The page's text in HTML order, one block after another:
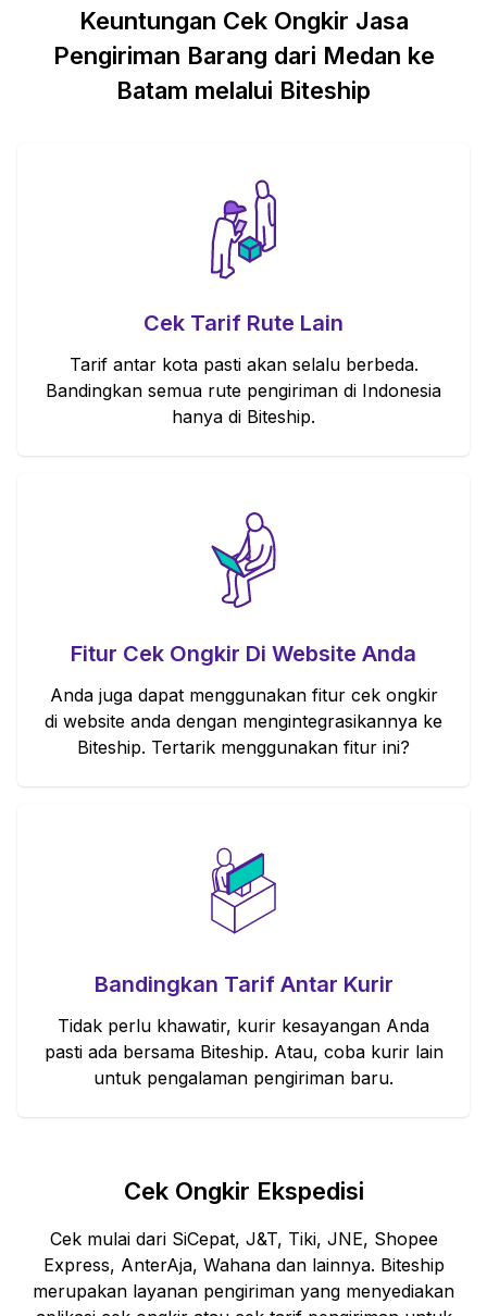
Keuntungan Cek Ongkir Jasa
Pengiriman Barang dari Medan ke
Batam melalui Biteship
Cek Tarif Rute Lain
Tarif antar kota pasti akan selalu berbeda.
Bandingkan semua rute pengiriman di Indonesia
hanya di Biteship.
Fitur Cek Ongkir Di Website Anda
Anda juga dapat menggunakan fitur cek ongkir
di website anda dengan mengintegrasikannya ke
Biteship. Tertarik menggunakan fitur ini?
Bandingkan Tarif Antar Kurir
Tidak perlu khawatir, kurir kesayangan Anda
pasti ada bersama Biteship. Atau, coba kurir lain
untuk pengalaman pengiriman baru.
Cek Ongkir Ekspedisi
Cek mulai dari SiCepat, J&T, Tiki, JNE, Shopee
Express, AnterAja, Wahana dan lainnya. Biteship
merupakan layanan pengiriman yang menyediakan